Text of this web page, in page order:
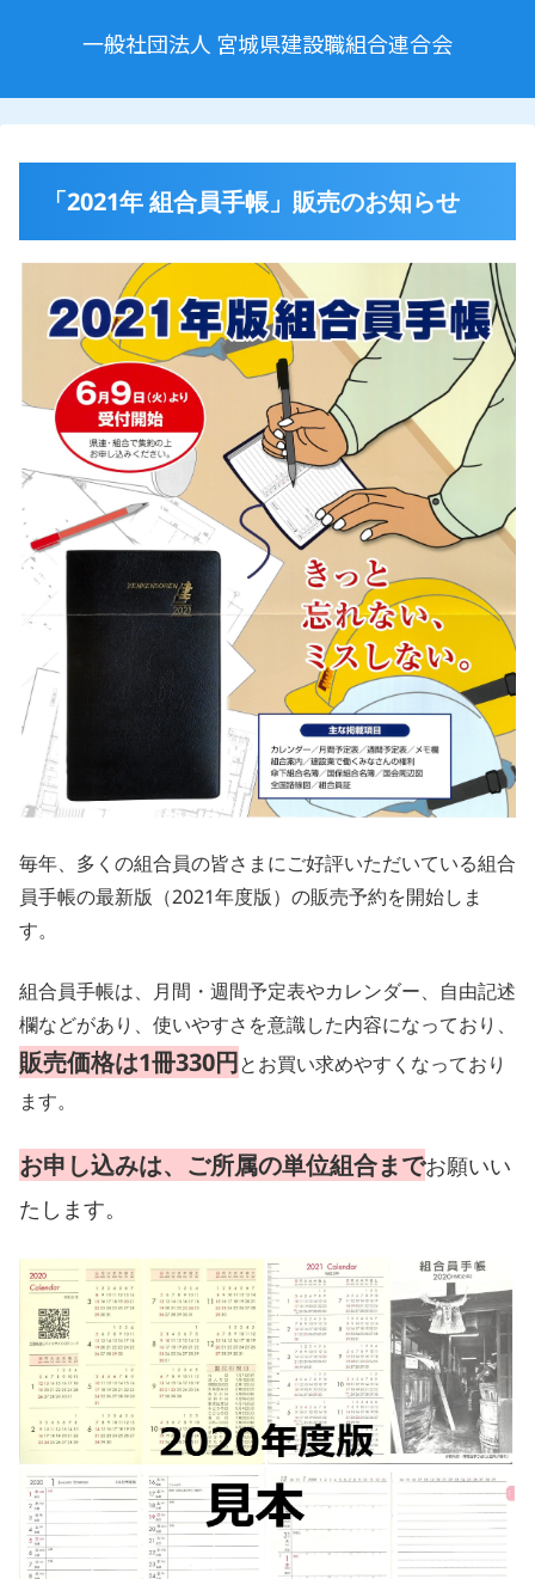
一般社団法人 宮城県建設職組合連合会
「2021年 組合員手帳」販売のお知らせ
毎年、多くの組合員の皆さまにご好評いただいている組合
員手帳の最新版（2021年度版）の販売予約を開始しま
す。
組合員手帳は、月間・週間予定表やカレンダー、自由記述
欄などがあり、使いやすさを意識した内容になっており、
販売価格は1冊330円とお買い求めやすくなっており
ます。
お申し込みは、ご所属の単位組合までお願いい
たします。